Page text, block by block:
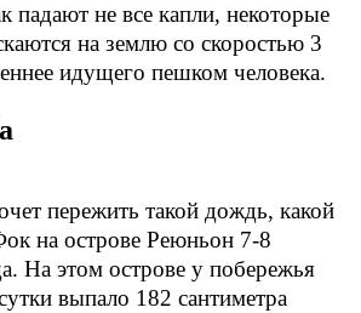
падают не все капли, некоторые
на землю со скоростью 3
идущего пешком человека.
пережить такой дождь, какой
на острове Реюньон 7-8
На этом острове у побережья
выпало 182 сантиметра